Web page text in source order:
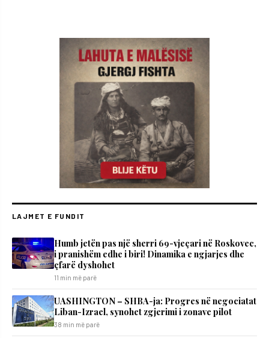
LAJMET E FUNDIT
Humb jetën pas një sherri 69-vjeçari në Roskovec,
i pranishëm edhe i biri! Dinamika e ngjarjes dhe
çfarë dyshohet
11 min më parë
UASHINGTON – SHBA-ja: Progres në negociatat
Liban-Izrael, synohet zgjerimi i zonave pilot
38 min më parë